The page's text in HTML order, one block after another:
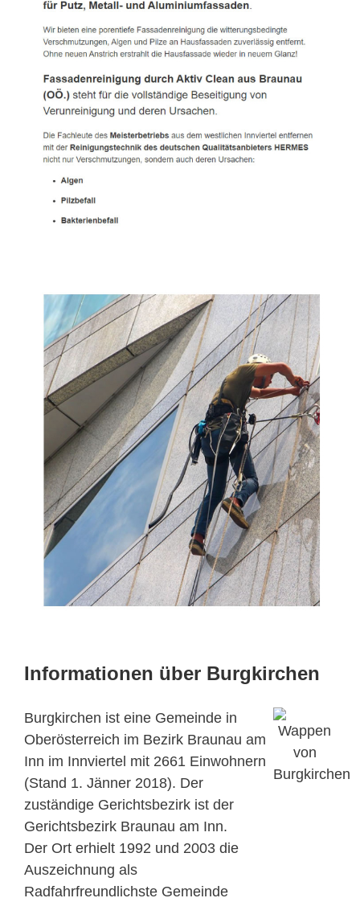
Informationen über Burgkirchen
Burgkirchen ist eine Gemeinde in
Oberösterreich im Bezirk Braunau am
Inn im Innviertel mit 2661 Einwohnern
(Stand 1. Jänner 2018). Der
zuständige Gerichtsbezirk ist der
Gerichtsbezirk Braunau am Inn.
Der Ort erhielt 1992 und 2003 die
Auszeichnung als
Radfahrfreundlichste Gemeinde